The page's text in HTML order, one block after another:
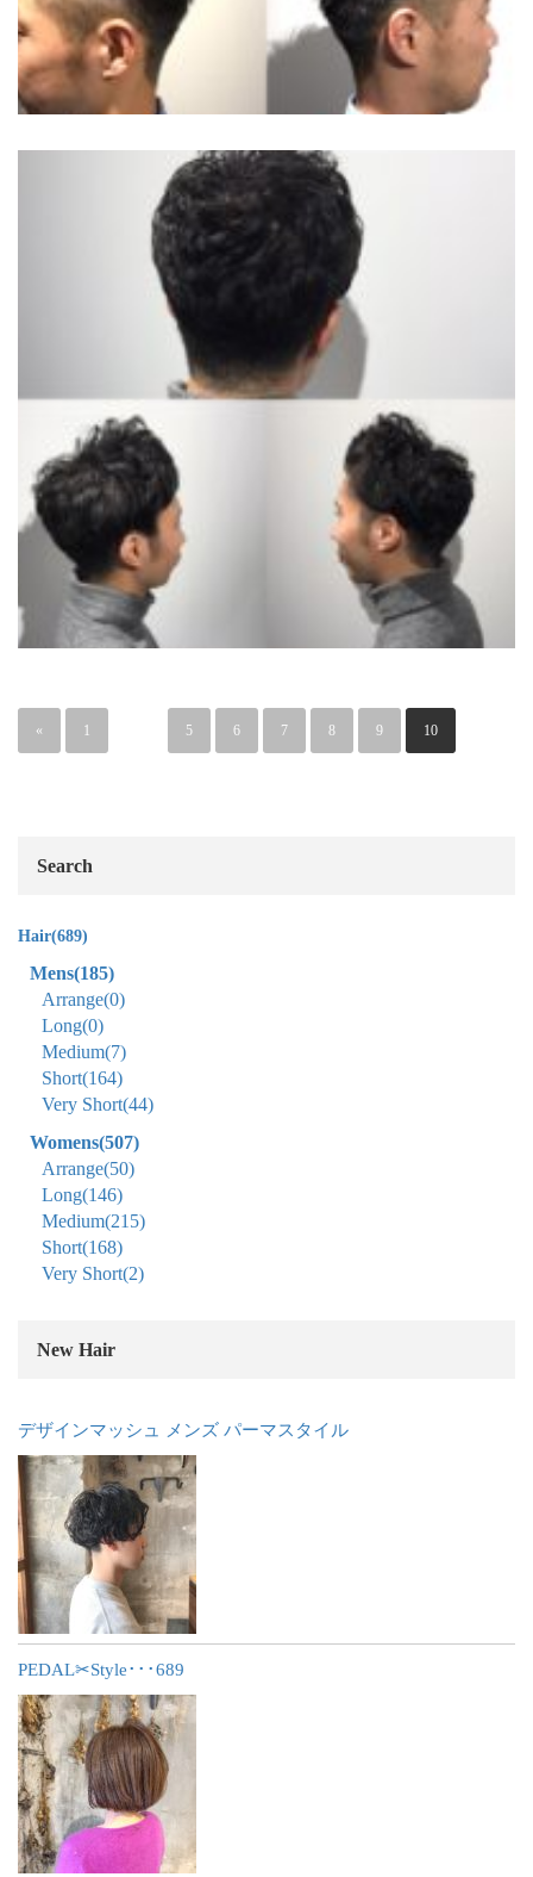
« 1 5 6 7 8 9 10
Search
Hair(689)
Mens(185)
Arrange(0)
Long(0)
Medium(7)
Short(164)
Very Short(44)
Womens(507)
Arrange(50)
Long(146)
Medium(215)
Short(168)
Very Short(2)
New Hair
デザインマッシュ メンズ パーマスタイル
PEDAL✂︎Style･･･689